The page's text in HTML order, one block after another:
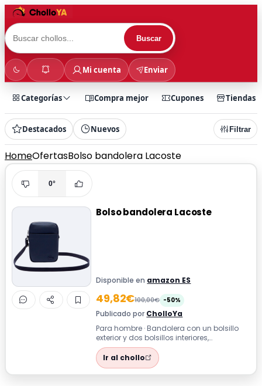
Buscar
Mi cuenta Enviar
Categorías Compra mejor Cupones Tiendas
Destacados Nuevos Filtrar
HomeOfertasBolso bandolera Lacoste
0°
Bolso bandolera Lacoste
Disponible en amazon ES
49,82€100,00€ -50%
Publicado por CholloYa
Para hombre · Bandolera con un bolsillo
exterior y dos bolsillos interiores,
incluyendo un bolsillo con cremallera. A...
Ir al chollo